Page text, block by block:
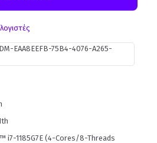
DM-EAA8EEFB-75B4-4076-A265-
i7-1185G7E (4-Cores/8-Threads